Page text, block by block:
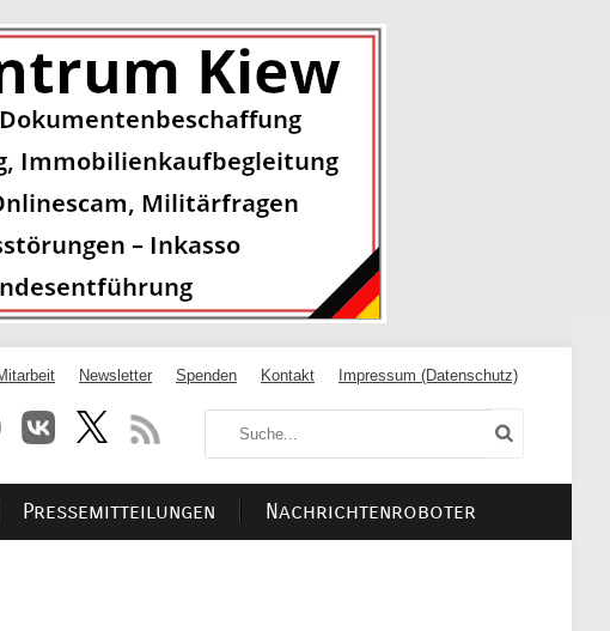
Newsletter Spenden Kontakt Impressum (Datenschutz)
Pressemitteilungen Nachrichtenroboter